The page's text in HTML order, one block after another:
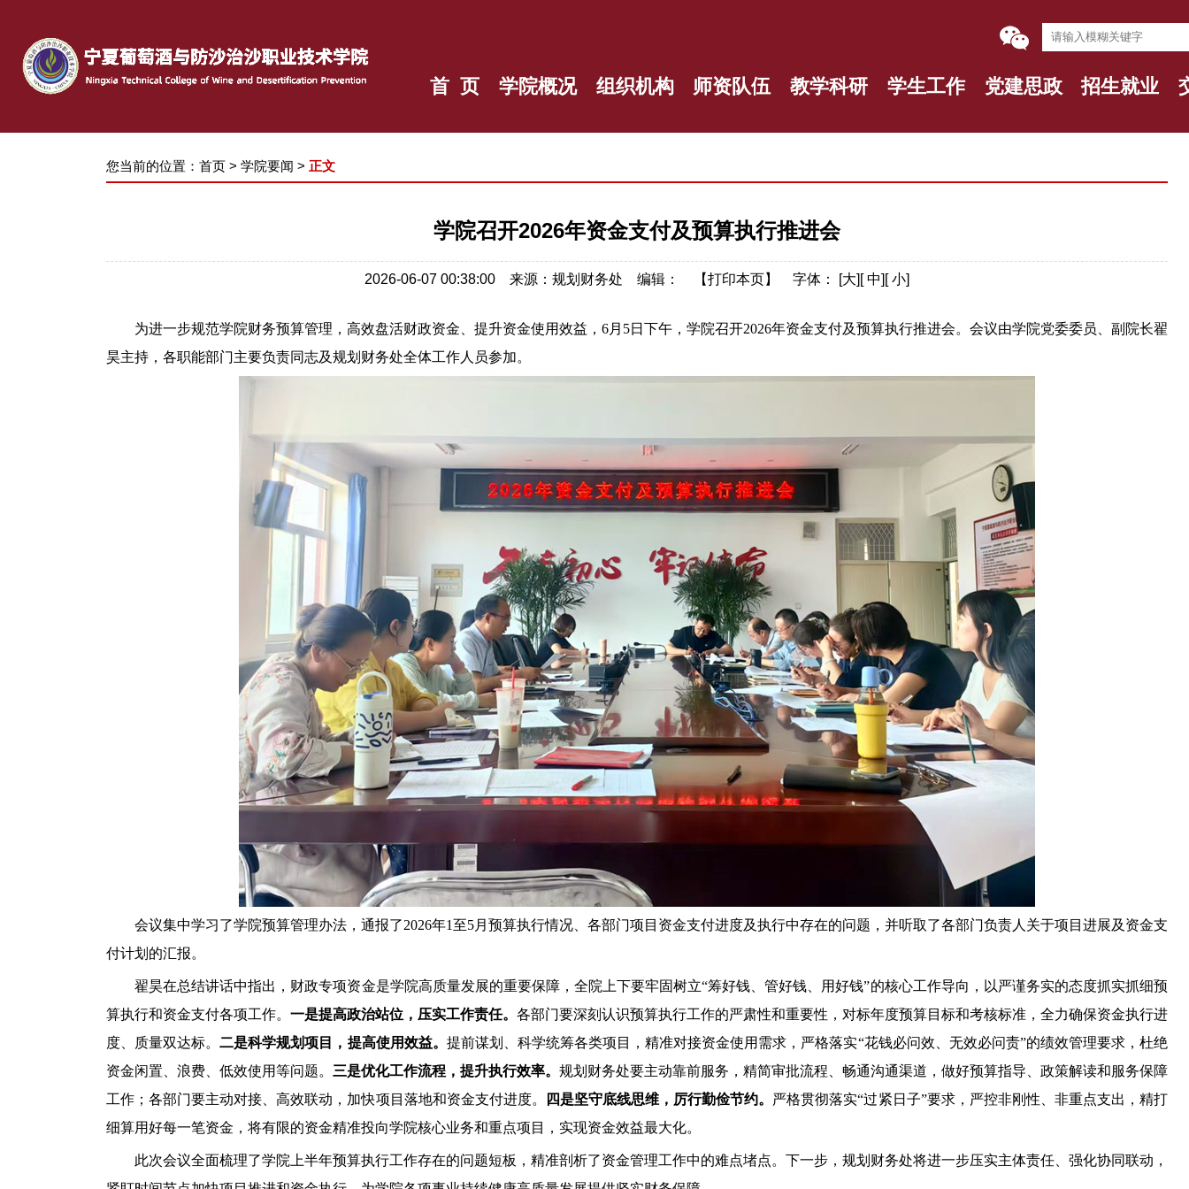
首 页 学院概况 组织机构 师资队伍 教学科研 学生工作 党建思政 招生就业
您当前的位置： 首页 > 学院要闻 > 正文
学院召开2026年资金支付及预算执行推进会
2026-06-07 00:38:00 来源：规划财务处 编辑： 【打印本页】 字体： [大][中][小]
为进一步规范学院财务预算管理，高效盘活财政资金、提升资金使用效益 ， 6月5日下午，学院召开2026年资金支付及预算执行推进会。会议由学院党委委员 副院长翟
昊主持，各职能部门主要负责同志及规划财务处全体工作人员参加。
会议集中学习了学院预算管理办法，通报了2026年1至5月预算执行情况、各部门项目资金支付进度及执行中存在的问题，并听取了各部门负责人关于项目进展及资金支
付计划的汇报。
翟昊在总结讲话中指出 ，财政专项资金是学院高质量发展的重要保障， 全院上下要牢固树立“筹好钱、管好钱、用好钱”的核心工作导向，以严谨务实的态度抓实抓细预
算执行和资金支付各项工作。 一是提高政治站位，压实工作责任。 各部门要深刻认识预算执行工作的严肃性和重要性，对标年度预算目标和考核标准，全力确保资金执行进
度、质量双达标。二是科学规划项目， 提高使用效益。 提前谋划、科学统筹各类项目，精准对接资金使用需求，严格落实“花钱必问效、无效必问责”的绩效管理要求，杜绝
资金闲置、浪费、低效使用等问题。 三是优化工作流程，提升执行效率。 规划财务处要主动靠前服务，精简审批流程、畅通沟通渠道，做好预算指导、政策解读和服务保障
工作；各部门要主动对接、高效联动，加快项目落地和资金支付进度。 四是坚守底线思维，厉行勤俭节约。 严格贯彻落实“过紧日子”要求，严控非刚性、非重点支出，精打
细算用好每一笔资金，将有限的资金精准投向学院核心业务和重点项目，实现资金效益最大化。
此次会议全面梳理了学院 上半年预算执行工作存在的问题短板，精准剖析了资金管理工作中的难点堵点。 下一步， 规划财务处将进一步压实主体责任、强化协同联动，